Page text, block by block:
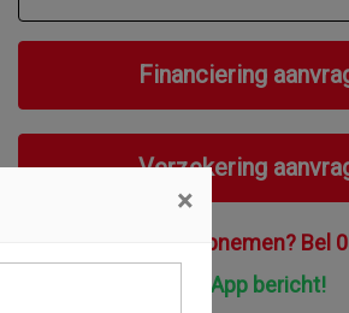
Financiering
Verzekering
Direct contact opnemen? Bel
Stuur een WhatsApp bericht!
×